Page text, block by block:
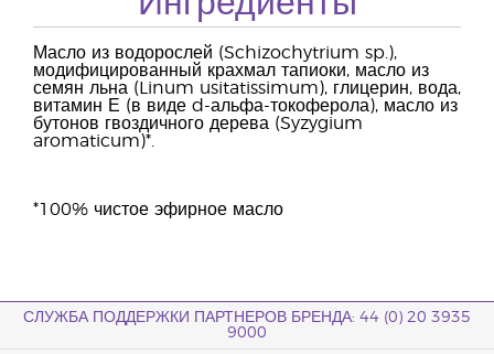
Масло из водорослей (Schizochytrium sp.),
модифицированный крахмал тапиоки, масло из
семян льна (Linum usitatissimum), глицерин, вода,
витамин Е (в виде d-альфа-токоферола), масло из
бутонов гвоздичного дерева (Syzygium
aromaticum)*.
*100% чистое эфирное масло
СЛУЖБА ПОДДЕРЖКИ ПАРТНЕРОВ БРЕНДА: 44 (0) 20 3935
9000